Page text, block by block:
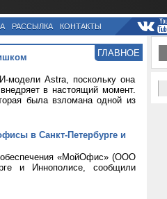
РАССЫЛКА КОНТАКТЫ
ГЛАВНОЕ
модели Astra, поскольку она
в настоящий момент.
была взломана одной из
в Санкт-Петербурге и
обеспечения «МойОфис» (ООО
и Иннополисе, сообщили